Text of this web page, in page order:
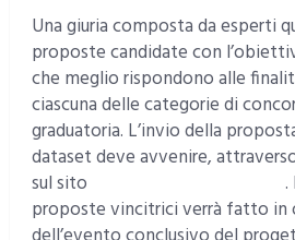
Una giuria composta da esperti
proposte candidate con
che meglio rispondono alle
ciascuna delle categorie di
graduatoria. L’invio della
dataset deve avvenire,
sul sito
.
proposte vincitrici verrà fatto in